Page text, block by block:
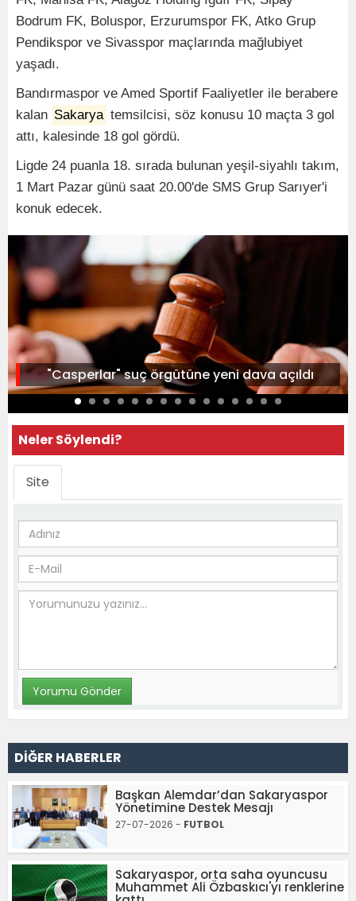
Bodrum FK, Boluspor, Erzurumspor FK, Atko Grup
Pendikspor ve Sivasspor maçlarında mağlubiyet
yaşadı.
Bandırmaspor ve Amed Sportif Faaliyetler ile berabere
kalan Sakarya temsilcisi, söz konusu 10 maçta 3 gol
attı, kalesinde 18 gol gördü.
Ligde 24 puanla 18. sırada bulunan yeşil-siyahlı takım,
1 Mart Pazar günü saat 20.00'de SMS Grup Sarıyer'i
konuk edecek.
"Casperlar" suç örgütüne yeni dava açıldı
Neler Söylendi?
Site
DİĞER HABERLER
Başkan Alemdar’dan Sakaryaspor
Yönetimine Destek Mesajı
27-07-2026 - FUTBOL
Sakaryaspor, orta saha oyuncusu
Muhammet Ali Özbaskıcı'yı renklerine